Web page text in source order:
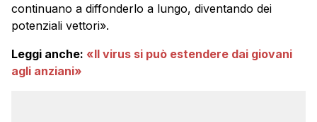
continuano a diffonderlo a lungo, diventando dei
potenziali vettori».
Leggi anche: «Il virus si può estendere dai giovani
agli anziani»